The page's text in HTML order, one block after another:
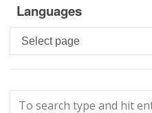
Languages
Languages